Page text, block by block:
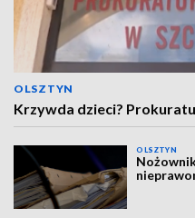
OLSZTYN
Krzywda dzieci?
OLSZTYN